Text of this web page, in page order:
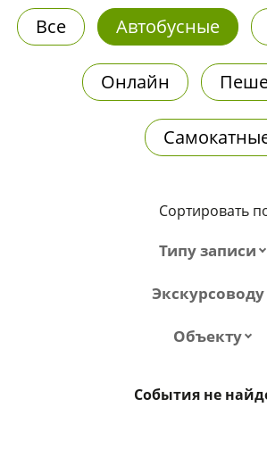
Все Автобусные
Онлайн
Сортировать
Типу записи
Экскурсоводу
Объекту
События не